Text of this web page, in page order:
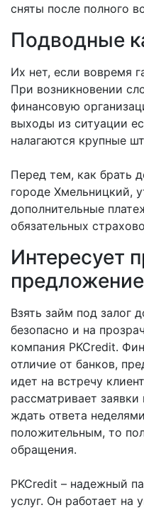
сняты после полного
Подводные
Их нет, если вовремя
При возникновении
финансовую
выходы из ситуации
налагаются крупные
Перед тем, как брать
городе Хмельницкий,
дополнительные
обязательных
Интересует
Взять займ под залог
безопасно и на
компания PKCredit.
отличие от банков,
идет на встречу
рассматривает
ждать ответа
положительным, то
обращения.
PKCredit – надежный
услуг. Он работает на